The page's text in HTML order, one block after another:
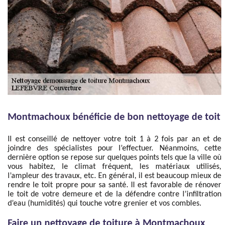
Montmachoux bénéficie de bon nettoyage de toit
Il est conseillé de nettoyer votre toit 1 à 2 fois par an et de
joindre des spécialistes pour l’effectuer. Néanmoins, cette
dernière option se repose sur quelques points tels que la ville où
vous habitez, le climat fréquent, les matériaux utilisés,
l’ampleur des travaux, etc. En général, il est beaucoup mieux de
rendre le toit propre pour sa santé. Il est favorable de rénover
le toit de votre demeure et de la défendre contre l’infiltration
d’eau (humidités) qui touche votre grenier et vos combles.